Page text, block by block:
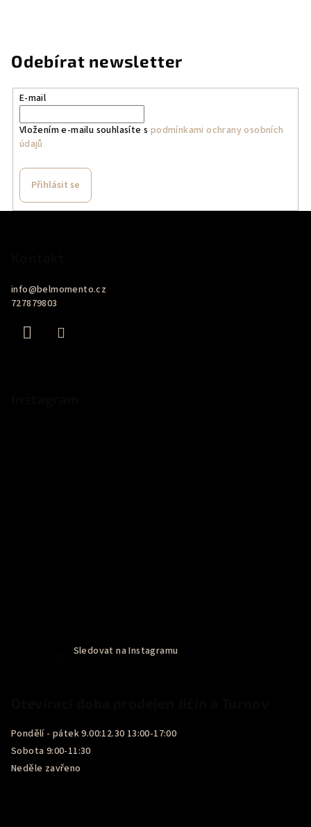
Odebírat newsletter
E-mail
Vložením e-mailu souhlasíte s podmínkami ochrany osobních
údajů
Přihlásit se
info@belmomento.cz
727879803
Sledovat na Instagramu
Pondělí - pátek 9.00:12.30 13:00-17:00
Sobota 9:00-11:30
Neděle zavřeno